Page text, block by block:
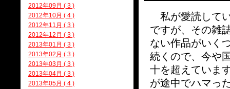
私が愛読して
ですが、その雑
ない作品がいく
続くので、今や
十を超えていま
が途中でハマっ
2012年09月 ( 3 )
2012年10月 ( 4 )
2012年11月 ( 3 )
2012年12月 ( 3 )
2013年01月 ( 3 )
2013年02月 ( 3 )
2013年03月 ( 3 )
2013年04月 ( 3 )
2013年05月 ( 4 )